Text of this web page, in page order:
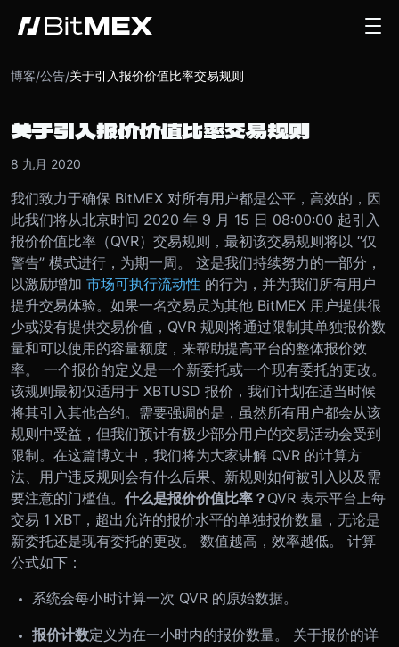
博客/公告/关于引入报价价值比率交易规则
关于引入报价价值比率交易规则
8 九月 2020
我们致力于确保 BitMEX 对所有用户都是公平，高效的，因
此我们将从北京时间 2020 年 9 月 15 日 08:00:00 起引入
报价价值比率（QVR）交易规则，最初该交易规则将以 “仅
警告” 模式进行，为期一周。 这是我们持续努力的一部分，
以激励增加 市场可执行流动性 的行为，并为我们所有用户
提升交易体验。 如果一名交易员为其他 BitMEX 用户提供很
少或没有提供交易价值，QVR 规则将通过限制其单独报价数
量和可以使用的容量额度，来帮助提高平台的整体报价效
率。 一个报价的定义是一个新委托或一个现有委托的更改。
该规则最初仅适用于 XBTUSD 报价，我们计划在适当时候
将其引入其他合约。 需要强调的是，虽然所有用户都会从该
规则中受益，但我们预计有极少部分用户的交易活动会受到
限制。 在这篇博文中，我们将为大家讲解 QVR 的计算方
法、用户违反规则会有什么后果、新规则如何被引入以及需
要注意的门槛值。 什么是报价价值比率？ QVR 表示平台上每
交易 1 XBT，超出允许的报价水平的单独报价数量，无论是
新委托还是现有委托的更改。 数值越高，效率越低。 计算
公式如下：
系统会每小时计算一次 QVR 的原始数据。
报价计数定义为在一小时内的报价数量。 关于报价的详